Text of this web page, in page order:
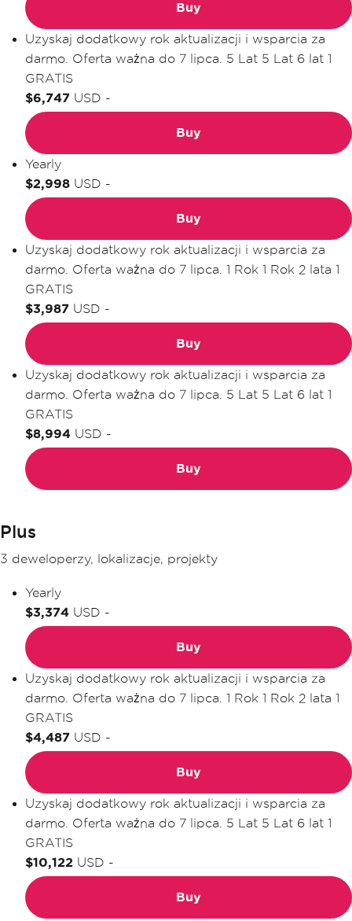
Buy
Uzyskaj dodatkowy rok aktualizacji i wsparcia za
darmo. Oferta ważna do 7 lipca. 5 Lat 5 Lat 6 lat 1
GRATIS
$6,747 USD -
Buy
Yearly
$2,998 USD -
Buy
Uzyskaj dodatkowy rok aktualizacji i wsparcia za
darmo. Oferta ważna do 7 lipca. 1 Rok 1 Rok 2 lata 1
GRATIS
$3,987 USD -
Buy
Uzyskaj dodatkowy rok aktualizacji i wsparcia za
darmo. Oferta ważna do 7 lipca. 5 Lat 5 Lat 6 lat 1
GRATIS
$8,994 USD -
Buy
Plus
3 deweloperzy, lokalizacje, projekty
Yearly
$3,374 USD -
Buy
Uzyskaj dodatkowy rok aktualizacji i wsparcia za
darmo. Oferta ważna do 7 lipca. 1 Rok 1 Rok 2 lata 1
GRATIS
$4,487 USD -
Buy
Uzyskaj dodatkowy rok aktualizacji i wsparcia za
darmo. Oferta ważna do 7 lipca. 5 Lat 5 Lat 6 lat 1
GRATIS
$10,122 USD -
Buy